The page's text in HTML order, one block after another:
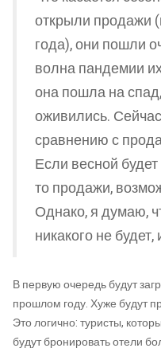
открыли продажи
года), они пошли
волна пандемии
она пошла на
оживились.
сравнению с
Если весной
то продажи,
Однако, я думаю,
никакого не
В первую очередь будут
прошлом году. Хуже будут
Это логично: туристы,
будут бронировать отели